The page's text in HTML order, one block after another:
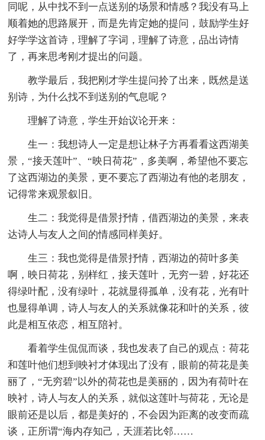
同呢，从中找不到一点送别的场景和情感？我没有马上
顺着她的思路展开，而是先肯定她的提问，鼓励学生好
好学学这首诗，理解了字词，理解了诗意，品出诗情
了，再来思考刚才提出的问题。
教学最后，我把刚才学生提问拎了出来，既然是送
别诗，为什么找不到送别的气息呢？
理解了诗意，学生开始议论开来：
生一：我想诗人一定是想让林子方再看看这西湖美
景，“接天莲叶”、“映日荷花”，多美啊，希望他不要忘
了这西湖边的美景，更不要忘了西湖边有他的老朋友，
记得常来观景叙旧。
生二：我觉得是借景抒情，借西湖边的美景，来表
达诗人与友人之间的情感同样美好。
生三：我也觉得是借景抒情，西湖边的荷叶多美
啊，映日荷花，别样红，接天莲叶，无穷一碧，好花还
得绿叶配，没有绿叶，花就显得孤单，没有花，光有叶
也显得单调，诗人与友人的关系就像花和叶的关系，彼
此是相互依恋，相互陪衬。
看着学生侃侃而谈，我也发表了自己的观点：荷花
和莲叶他们想到映衬才体现出了没有，眼前的荷花是美
丽了，“无穷碧”以外的荷花也是美丽的，因为有荷叶在
映衬，诗人与友人的关系，就似这莲叶与荷花，无论是
眼前还是以后，都是美好的，不会因为距离的改变而疏
谈，正所谓“海内存知己，天涯若比邻……